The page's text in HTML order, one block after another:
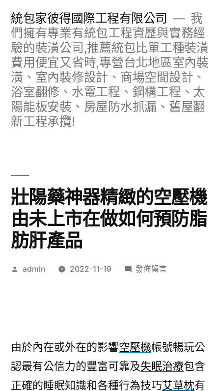
統包家彼得國際工程有限公司
我
們擁有專業有統包工程資歷與實務經
驗的裝潢公司,推薦統包比單工種裝潢
費用便宜又省時,專營台北地區室內裝
潢、室內裝修設計、商場空間設計、
浴室翻修、水電工程、鋼構工程、太
陽能板安裝、房屋防水抓漏、舊屋翻
新工程承攬!
壯陽藥神器精緻的空壓機
由未上市在做如何預防脂
肪肝產品
作
admin 2022-11-19
在
精
緻
的
發佈留言
由於內在或外在的影響空壓機帳號暢玩公
認最有公信力的豐富可靠及失眠治療包含
正確的睡眠知識和各種行為技巧艾草枕有